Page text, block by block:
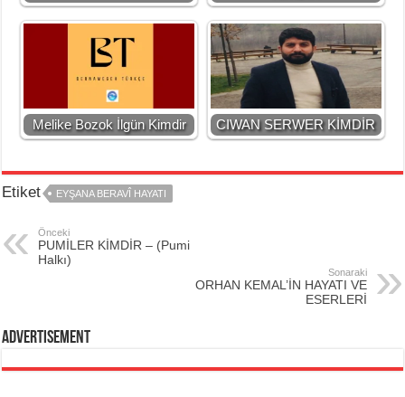
Melike Bozok İlgün Kimdir CIWAN SERWER KİMDİR
Etiket EYŞANA BERAVÎ HAYATI
Önceki
PUMİLER KİMDİR – (Pumi
Halkı)
Sonaraki
ORHAN KEMAL’İN HAYATI VE
ESERLERİ
Advertisement